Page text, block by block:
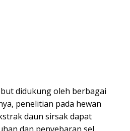
didukung oleh berbagai
penelitian pada hewan
daun sirsak dapat